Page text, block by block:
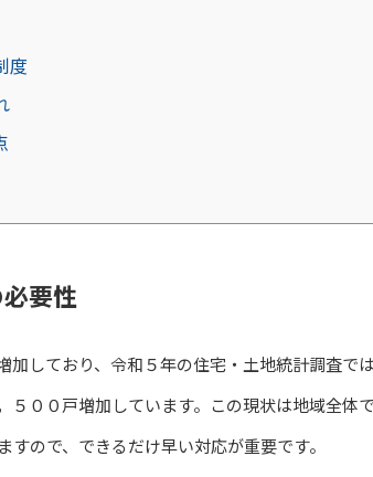
度
要性
しており、令和５年の住宅・土地統計調査で
５００戸増加しています。この現状は地域全体
ので、できるだけ早い対応が重要です。